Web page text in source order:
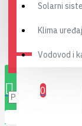
0
Solarni
Klima
Vodovod i